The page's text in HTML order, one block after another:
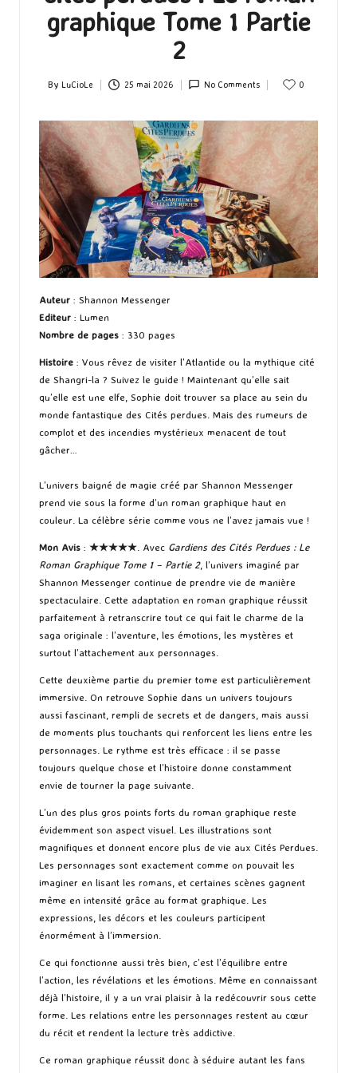
graphique Tome 1 Partie
2
Posted
By LuCioLe 25 mai 2026 No Comments 0
Auteur : Shannon Messenger
Editeur : Lumen
Nombre de pages : 330 pages
Histoire : Vous rêvez de visiter l’Atlantide ou la mythique cité
de Shangri-la ? Suivez le guide ! Maintenant qu’elle sait
qu’elle est une elfe, Sophie doit trouver sa place au sein du
monde fantastique des Cités perdues. Mais des rumeurs de
complot et des incendies mystérieux menacent de tout
gâcher…
L’univers baigné de magie créé par Shannon Messenger
prend vie sous la forme d’un roman graphique haut en
couleur. La célèbre série comme vous ne l’avez jamais vue !
Mon Avis : ★★★★★. Avec Gardiens des Cités Perdues : Le
Roman Graphique Tome 1 – Partie 2, l’univers imaginé par
Shannon Messenger continue de prendre vie de manière
spectaculaire. Cette adaptation en roman graphique réussit
parfaitement à retranscrire tout ce qui fait le charme de la
saga originale : l’aventure, les émotions, les mystères et
surtout l’attachement aux personnages.
Cette deuxième partie du premier tome est particulièrement
immersive. On retrouve Sophie dans un univers toujours
aussi fascinant, rempli de secrets et de dangers, mais aussi
de moments plus touchants qui renforcent les liens entre les
personnages. Le rythme est très efficace : il se passe
toujours quelque chose et l’histoire donne constamment
envie de tourner la page suivante.
L’un des plus gros points forts du roman graphique reste
évidemment son aspect visuel. Les illustrations sont
magnifiques et donnent encore plus de vie aux Cités Perdues.
Les personnages sont exactement comme on pouvait les
imaginer en lisant les romans, et certaines scènes gagnent
même en intensité grâce au format graphique. Les
expressions, les décors et les couleurs participent
énormément à l’immersion.
Ce qui fonctionne aussi très bien, c’est l’équilibre entre
l’action, les révélations et les émotions. Même en connaissant
déjà l’histoire, il y a un vrai plaisir à la redécouvrir sous cette
forme. Les relations entre les personnages restent au cœur
du récit et rendent la lecture très addictive.
Ce roman graphique réussit donc à séduire autant les fans